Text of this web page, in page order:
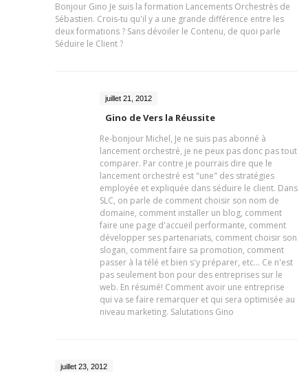
Bonjour Gino Je suis la formation Lancements Orchestrès de
Sébastien. Crois-tu qu'il y a une grande différence entre les
deux formations ? Sans dévoiler le Contenu, de quoi parle
Séduire le Client ?
juillet 21, 2012
Gino de Vers la Réussite
Re-bonjour Michel, Je ne suis pas abonné à
lancement orchestré, je ne peux pas donc pas tout
comparer. Par contre je pourrais dire que le
lancement orchestré est "une" des stratégies
employée et expliquée dans séduire le client. Dans
SLC, on parle de comment choisir son nom de
domaine, comment installer un blog, comment
faire une page d'accueil performante, comment
développer ses partenariats, comment choisir son
slogan, comment faire sa promotion, comment
passer à la télé et bien s'y préparer, etc... Ce n'est
pas seulement bon pour des entreprises sur le
web. En résumé! Comment avoir une entreprise
qui va se faire remarquer et qui sera optimisée au
niveau marketing. Salutations Gino
juillet 23, 2012